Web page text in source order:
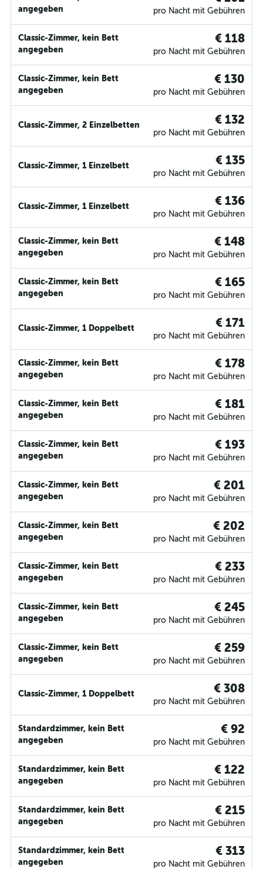
angegeben
pro Nacht mit Gebühren
Classic-Zimmer, kein Bett
angegeben
€ 118
pro Nacht mit Gebühren
Classic-Zimmer, kein Bett
angegeben
€ 130
pro Nacht mit Gebühren
Classic-Zimmer, 2 Einzelbetten € 132
pro Nacht mit Gebühren
Classic-Zimmer, 1 Einzelbett € 135
pro Nacht mit Gebühren
Classic-Zimmer, 1 Einzelbett € 136
pro Nacht mit Gebühren
Classic-Zimmer, kein Bett
angegeben
€ 148
pro Nacht mit Gebühren
Classic-Zimmer, kein Bett
angegeben
€ 165
pro Nacht mit Gebühren
Classic-Zimmer, 1 Doppelbett € 171
pro Nacht mit Gebühren
Classic-Zimmer, kein Bett
angegeben
€ 178
pro Nacht mit Gebühren
Classic-Zimmer, kein Bett
angegeben
€ 181
pro Nacht mit Gebühren
Classic-Zimmer, kein Bett
angegeben
€ 193
pro Nacht mit Gebühren
Classic-Zimmer, kein Bett
angegeben
€ 201
pro Nacht mit Gebühren
Classic-Zimmer, kein Bett
angegeben
€ 202
pro Nacht mit Gebühren
Classic-Zimmer, kein Bett
angegeben
€ 233
pro Nacht mit Gebühren
Classic-Zimmer, kein Bett
angegeben
€ 245
pro Nacht mit Gebühren
Classic-Zimmer, kein Bett
angegeben
€ 259
pro Nacht mit Gebühren
Classic-Zimmer, 1 Doppelbett € 308
pro Nacht mit Gebühren
Standardzimmer, kein Bett
angegeben
€ 92
pro Nacht mit Gebühren
Standardzimmer, kein Bett
angegeben
€ 122
pro Nacht mit Gebühren
Standardzimmer, kein Bett
angegeben
€ 215
pro Nacht mit Gebühren
Standardzimmer, kein Bett
angegeben
€ 313
pro Nacht mit Gebühren